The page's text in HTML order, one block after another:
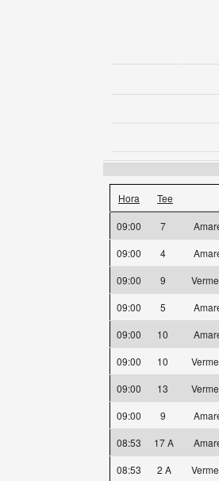
Hora Tee
09:00 7
09:00
4
09:00
9
09:00
5
09:00
10
09:00
10
09:00
13
09:00
9
08:53
17 A
08:53
2 A